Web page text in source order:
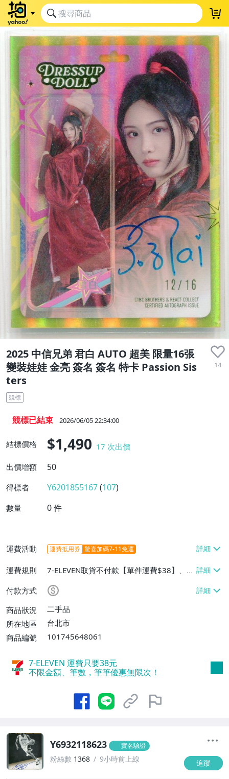
2025 中信兄弟 君白 AUTO 超美 限量16張
變裝娃娃 金亮 簽名 簽名 特卡 Passion Sis
ters
14
競標
競標已結束 2026/06/05 22:34:00
結標價格 $1,490 17 次出價
出價增額
50
得標者 Y6201855167(107)
數量 0件
運費活動 運費抵用券 驚喜加碼7-11免運
運費規則
7-ELEVEN取貨不付款【單件運費$38】、郵
局掛號【單件運費$35】
付款方式
商品狀況
二手品
所在地區
台北市
商品編號
101745648061
7-ELEVEN 運費只要38元
不限金額、筆數，筆筆優惠無限次！
Y6932118623 實名驗證
粉絲數 1368 9小時前上線 追蹤